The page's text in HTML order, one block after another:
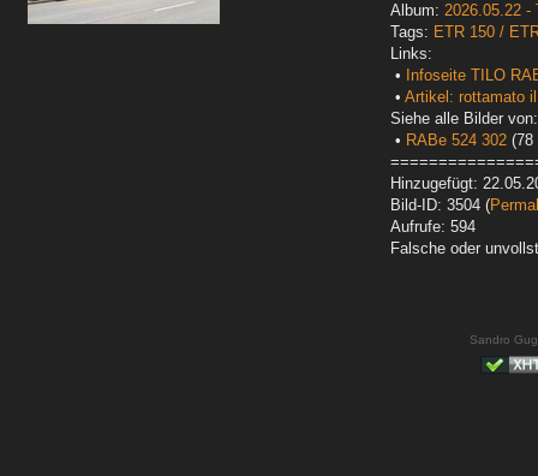
Album: 2026.05.22 -
Tags: ETR 150 /
Links:
•
Infoseite TILO
• Artikel: rottamato
Siehe alle Bilder von:
• RABe 524 302 (78
Hinzugefügt:
Bild-ID: 3504 (
Aufrufe: 594
Falsche oder
Sandro